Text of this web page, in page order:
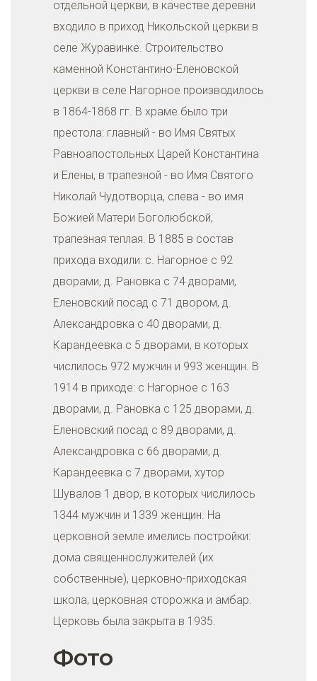
отдельной церкви, в качестве деревни
входило в приход Никольской церкви в
селе Журавинке. Строительство
каменной Константино-Еленовской
церкви в селе Нагорное производилось
в 1864-1868 гг. В храме было три
престола: главный - во Имя Святых
Равноапостольных Царей Константина
и Елены, в трапезной - во Имя Святого
Николай Чудотворца, слева - во имя
Божией Матери Боголюбской,
трапезная теплая. В 1885 в состав
прихода входили: с. Нагорное с 92
дворами, д. Рановка с 74 дворами,
Еленовский посад с 71 двором, д.
Александровка с 40 дворами, д.
Карандеевка с 5 дворами, в которых
числилось 972 мужчин и 993 женщин. В
1914 в приходе: с Нагорное с 163
дворами, д. Рановка с 125 дворами, д.
Еленовский посад с 89 дворами, д.
Александровка с 66 дворами, д.
Карандеевка с 7 дворами, хутор
Шувалов 1 двор, в которых числилось
1344 мужчин и 1339 женщин. На
церковной земле имелись постройки:
дома священнослужителей (их
собственные), церковно-приходская
школа, церковная сторожка и амбар.
Церковь была закрыта в 1935.
Фото